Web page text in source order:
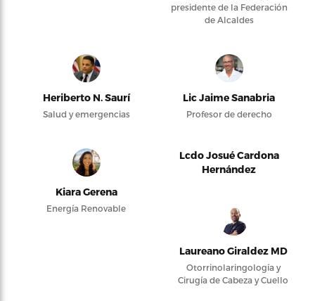
presidente de la Federación
de Alcaldes
Heriberto N. Saurí
Salud y emergencias
Lic Jaime Sanabria
Profesor de derecho
Kiara Gerena
Energía Renovable
Lcdo Josué Cardona
Hernández
Laureano Giraldez MD
Otorrinolaringología y
Cirugía de Cabeza y Cuello